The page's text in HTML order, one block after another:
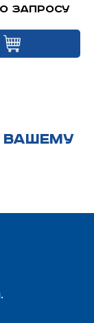
запросу
ВАШЕМУ